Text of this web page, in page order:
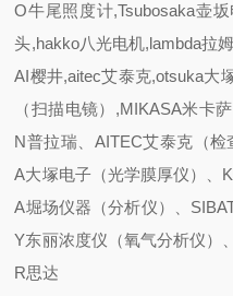
O牛尾照度计,Tsubosaka壶
头,hakko八光电机,lambda拉
AI樱井,aitec艾泰克,otsuka大
（扫描电镜）,MIKASA米卡
N普拉瑞、AITEC艾泰克（
A大塚电子（光学膜厚仪）、
A堀场仪器（分析仪）、
Y东丽浓度仪（氧气分析仪）
R思达